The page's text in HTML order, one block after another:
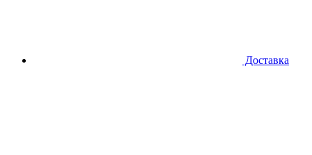
Доставка